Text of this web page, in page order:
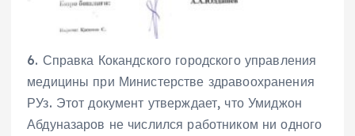
6. Справка Кокандского городского управления
медицины при Министерстве здравоохранения
РУз. Этот документ утверждает, что Умиджон
Абдуназаров не числился работником ни одного